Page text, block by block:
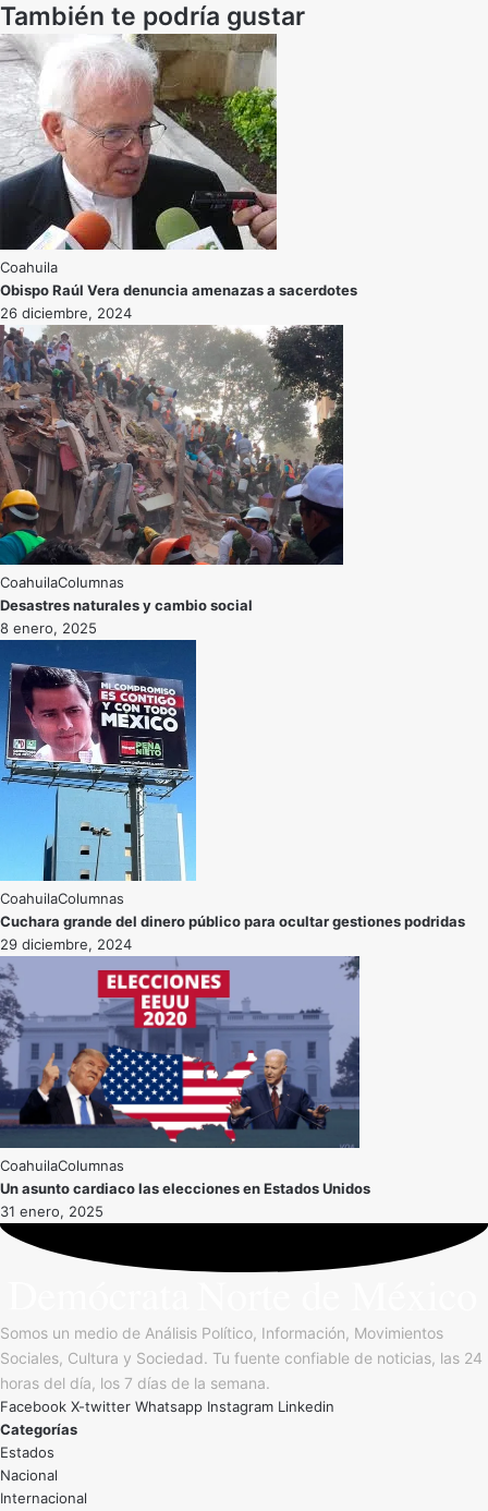
También te podría gustar
Coahuila
Obispo Raúl Vera denuncia amenazas a sacerdotes
26 diciembre, 2024
Coahuila
Desastres naturales y cambio social
8 enero, 2025
Coahuila
Cuchara grande del dinero público para ocultar gestiones podridas
29 diciembre, 2024
Coahuila
Un asunto cardiaco las elecciones en Estados Unidos
31 enero, 2025
Somos un medio de Análisis Político, Información, Movimientos
Sociales, Cultura y Sociedad. Tu fuente confiable de noticias, las 24
horas del día, los 7 días de la semana.
Facebook X-twitter Whatsapp Instagram Linkedin
Categorías
Estados
Nacional
Internacional